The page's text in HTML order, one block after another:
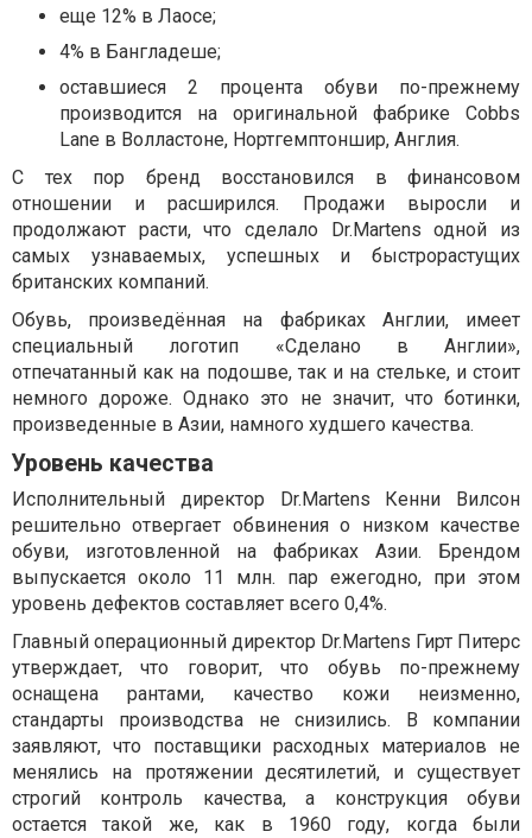
еще 12% в Лаосе;
4% в Бангладеше;
оставшиеся 2 процента обуви по-прежнему
производится на оригинальной фабрике Cobbs
Lane в Волластоне, Нортгемптоншир, Англия.
С тех пор бренд восстановился в финансовом
отношении и расширился. Продажи выросли и
продолжают расти, что сделало Dr.Martens одной из
самых узнаваемых, успешных и быстрорастущих
британских компаний.
Обувь, произведённая на фабриках Англии, имеет
специальный логотип «Сделано в Англии»,
отпечатанный как на подошве, так и на стельке, и стоит
немного дороже. Однако это не значит, что ботинки,
произведенные в Азии, намного худшего качества.
Уровень качества
Исполнительный директор Dr.Martens Кенни Вилсон
решительно отвергает обвинения о низком качестве
обуви, изготовленной на фабриках Азии. Брендом
выпускается около 11 млн. пар ежегодно, при этом
уровень дефектов составляет всего 0,4%.
Главный операционный директор Dr.Martens Гирт Питерс
утверждает, что говорит, что обувь по-прежнему
оснащена рантами, качество кожи неизменно,
стандарты производства не снизились. В компании
заявляют, что поставщики расходных материалов не
менялись на протяжении десятилетий, и существует
строгий контроль качества, а конструкция обуви
остается такой же, как в 1960 году, когда были